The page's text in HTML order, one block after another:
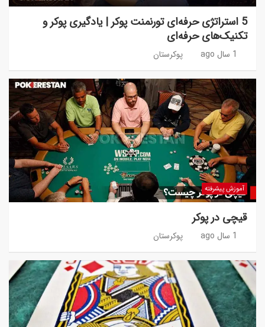
5 استراتژی حرفه‌ای تورنمنت پوکر | یادگیری پوکر و
تکنیک‌های حرفه‌ای
1 سال ago پوکرستان
آموزش پیشرفته
قیچی در پوکر
1 سال ago پوکرستان